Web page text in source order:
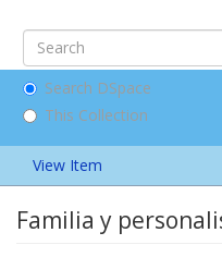
Search DSpace
This Collection
View Item
Familia y